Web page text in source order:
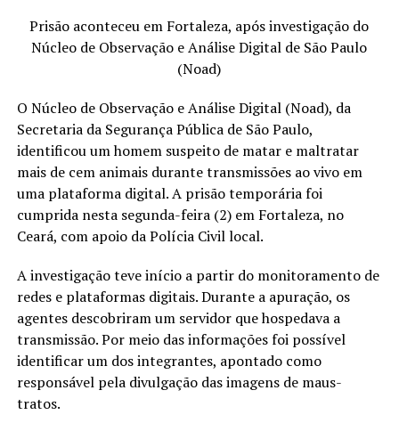
Prisão aconteceu em Fortaleza, após investigação do
Núcleo de Observação e Análise Digital de São Paulo
(Noad)
O Núcleo de Observação e Análise Digital (Noad), da
Secretaria da Segurança Pública de São Paulo,
identificou um homem suspeito de matar e maltratar
mais de cem animais durante transmissões ao vivo em
uma plataforma digital. A prisão temporária foi
cumprida nesta segunda-feira (2) em Fortaleza, no
Ceará, com apoio da Polícia Civil local.
A investigação teve início a partir do monitoramento de
redes e plataformas digitais. Durante a apuração, os
agentes descobriram um servidor que hospedava a
transmissão. Por meio das informações foi possível
identificar um dos integrantes, apontado como
responsável pela divulgação das imagens de maus-
tratos.